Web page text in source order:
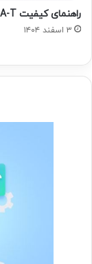
راهنمای کیفیت E-E-A-T گوگل
۳ اسفند ۱۴۰۴